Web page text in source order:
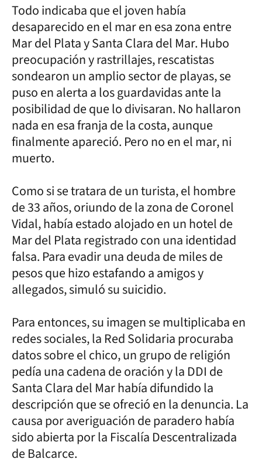
Todo indicaba que el joven había
desaparecido en el mar en esa zona entre
Mar del Plata y Santa Clara del Mar. Hubo
preocupación y rastrillajes, rescatistas
sondearon un amplio sector de playas, se
puso en alerta a los guardavidas ante la
posibilidad de que lo divisaran. No hallaron
nada en esa franja de la costa, aunque
finalmente apareció. Pero no en el mar, ni
muerto.
Como si se tratara de un turista, el hombre
de 33 años, oriundo de la zona de Coronel
Vidal, había estado alojado en un hotel de
Mar del Plata registrado con una identidad
falsa. Para evadir una deuda de miles de
pesos que hizo estafando a amigos y
allegados, simuló su suicidio.
Para entonces, su imagen se multiplicaba en
redes sociales, la Red Solidaria procuraba
datos sobre el chico, un grupo de religión
pedía una cadena de oración y la DDI de
Santa Clara del Mar había difundido la
descripción que se ofreció en la denuncia. La
causa por averiguación de paradero había
sido abierta por la Fiscalía Descentralizada
de Balcarce.